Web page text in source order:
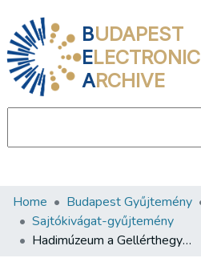
BUDAPEST
ELECTRONIC
ARCHIVE
Communities & Collections
All of DSpace
Home Budapest Gyűjtemény
Sajtókivágat-gyűjtemény
Hadimúzeum a Gellérthegyen